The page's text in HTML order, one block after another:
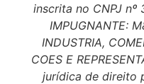
inscrita no CNPJ nº
IMPUGNANTE:
INDUSTRIA,
COES E
jurídica de direito